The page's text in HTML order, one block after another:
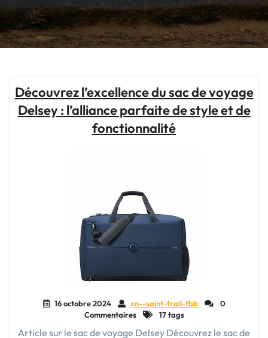
Découvrez l’excellence du sac de voyage
Delsey : l’alliance parfaite de style et de
fonctionnalité
16 octobre 2024 xn--saint-trail-fbb
0
Commentaires
17 tags
Article sur le sac de voyage Delsey Découvrez le sac de